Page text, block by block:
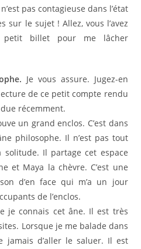
pas contagieuse dans l’état
sur le sujet ! Allez, vous l’avez
petit billet pour me lâcher
Je vous assure. Jugez-en
de ce petit compte rendu
récemment.
un grand enclos. C’est dans
philosophe. Il n’est pas tout
solitude. Il partage cet espace
et Maya la chèvre. C’est une
d’en face qui m’a un jour
de l’enclos.
je connais cet âne. Il est très
Lorsque je me balade dans
jamais d’aller le saluer. Il est